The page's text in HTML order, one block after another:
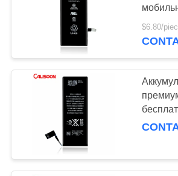
Аккумуляторы
iPhone 8
для
цвет
весит